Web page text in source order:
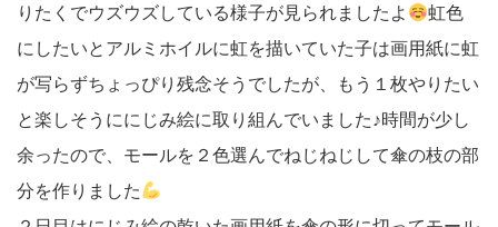
りたくでウズウズしている様子が見られましたよ
虹色
にしたいとアルミホイルに虹を描いていた子は画用紙に虹
が写らずちょっぴり残念そうでしたが、もう１枚やりたい
と楽しそうににじみ絵に取り組んでいました♪時間が少し
余ったので、モールを２色選んでねじねじして傘の枝の部
分を作りました